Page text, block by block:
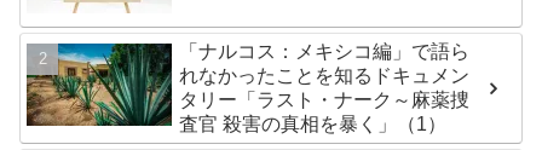
「ナルコス：メキシコ編」で語ら
れなかったことを知るドキュメン
タリー「ラスト・ナーク～麻薬捜
査官 殺害の真相を暴く」（1）